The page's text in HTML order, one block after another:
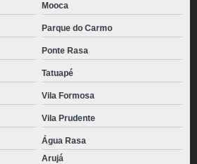
Mooca
Parque do Carmo
Ponte Rasa
Tatuapé
Vila Formosa
Vila Prudente
Água Rasa
Arujá